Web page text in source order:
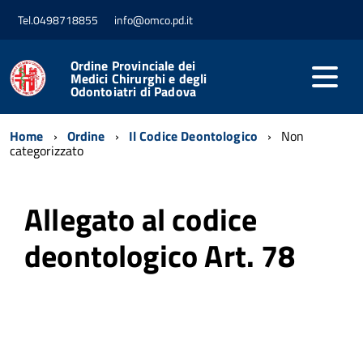
Tel.0498718855 info@omco.pd.it
Ordine Provinciale dei
Medici Chirurghi e degli
Odontoiatri di Padova
Home Ordine Il Codice Deontologico Non
categorizzato
Allegato al codice
deontologico Art. 78